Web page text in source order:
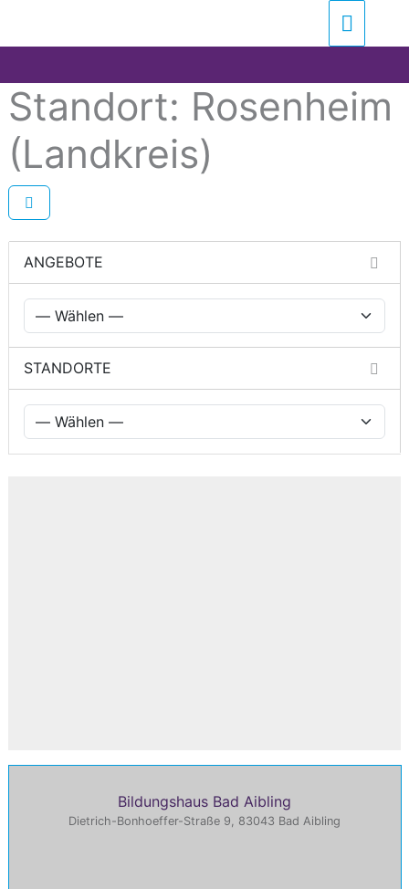
Standort: Rosenheim
(Landkreis)
ANGEBOTE
STANDORTE
Bildungshaus Bad Aibling
Dietrich-Bonhoeffer-Straße 9, 83043 Bad Aibling